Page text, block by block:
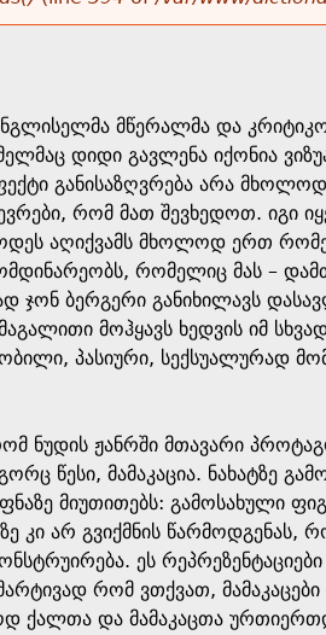
მწერალმა და
დიდი გავლენა იქონია
ეფექტი განისაზღვრება არა
რომ მათ შევხედოთ. იგი
აღიქვამს მხოლოდ ერთ
რომელიც მას –
ჯონ ბერგერი განიხილავს
მოჰყავს ხედვის იმ
პასიური, სექსუალურად
ნუდის ჟანრში მთავარი
წესი, მამაკაცია. ნახატზე
მიუთითებს: გამოსახული
კი არ გვიქმნის
ეს
რომ ვთქვათ, მამაკაცები
ქალთა და მამაკაცთა